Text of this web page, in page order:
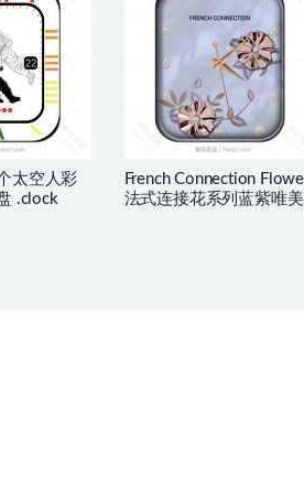
太空人彩
色周期刻度表盘 .clock
French Connection
法式连接花系列蓝紫唯美